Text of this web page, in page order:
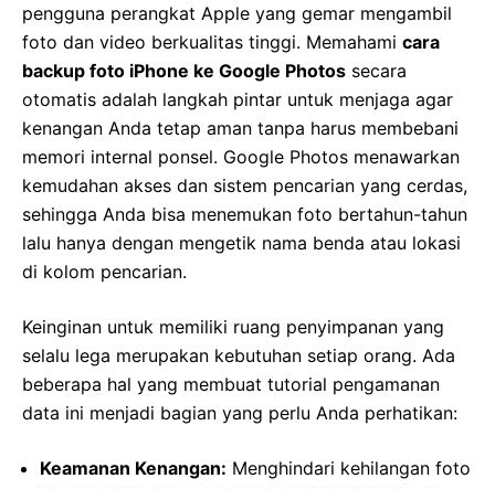
pengguna perangkat Apple yang gemar mengambil
foto dan video berkualitas tinggi. Memahami cara
backup foto iPhone ke Google Photos secara
otomatis adalah langkah pintar untuk menjaga agar
kenangan Anda tetap aman tanpa harus membebani
memori internal ponsel. Google Photos menawarkan
kemudahan akses dan sistem pencarian yang cerdas,
sehingga Anda bisa menemukan foto bertahun-tahun
lalu hanya dengan mengetik nama benda atau lokasi
di kolom pencarian.
Keinginan untuk memiliki ruang penyimpanan yang
selalu lega merupakan kebutuhan setiap orang. Ada
beberapa hal yang membuat tutorial pengamanan
data ini menjadi bagian yang perlu Anda perhatikan:
Keamanan Kenangan: Menghindari kehilangan foto